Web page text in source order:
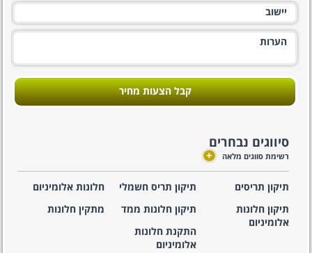
קבל הצעות מחיר
סיווגים נבחרים
רשימת סווגים מלאה +
תיקון תריסים תיקון תריס חשמלי
חלונות אלומיניום
תיקון חלונות
אלומיניום
תיקון חלונות ממד
מתקין חלונות
התקנת חלונות
אלומיניום